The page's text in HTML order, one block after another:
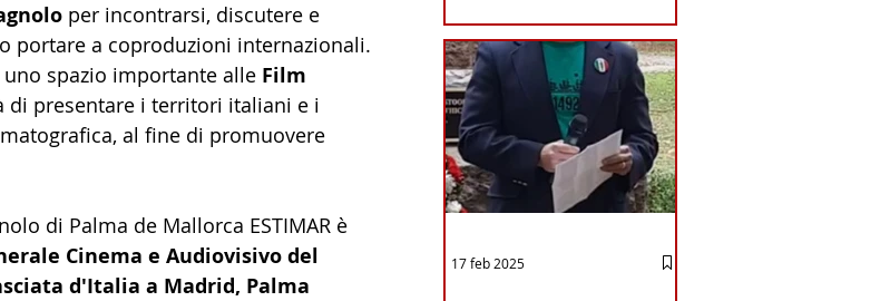
per incontrarsi, discutere e
portare a coproduzioni internazionali.
spazio importante alle Film
di presentare i territori italiani e i
al fine di promuovere
di Palma de Mallorca ESTIMAR è
Cinema e Audiovisivo del
d'Italia a Madrid, Palma
17 feb 2025